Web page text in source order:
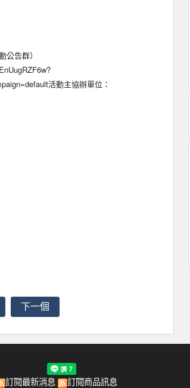
告群）
活動主協辦單位：
下一個
訂閱最新消息 訂閱商品訊息